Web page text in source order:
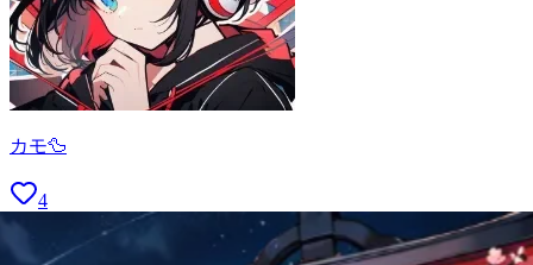
カモ🦆
4